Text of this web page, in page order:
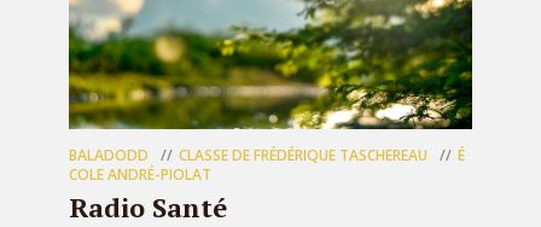
BALADODD CLASSE DE FRÉDÉRIQUE TASCHEREAU
É
COLE ANDRÉ-PIOLAT
Radio Santé